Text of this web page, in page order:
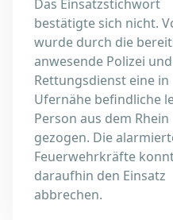
Das Einsatzstichwort
bestätigte sich nicht.
wurde durch die
anwesende Polizei
Rettungsdienst eine in
Ufernähe befindliche
Person aus dem Rhein
gezogen. Die
Feuerwehrkräfte
daraufhin den Einsatz
abbrechen.